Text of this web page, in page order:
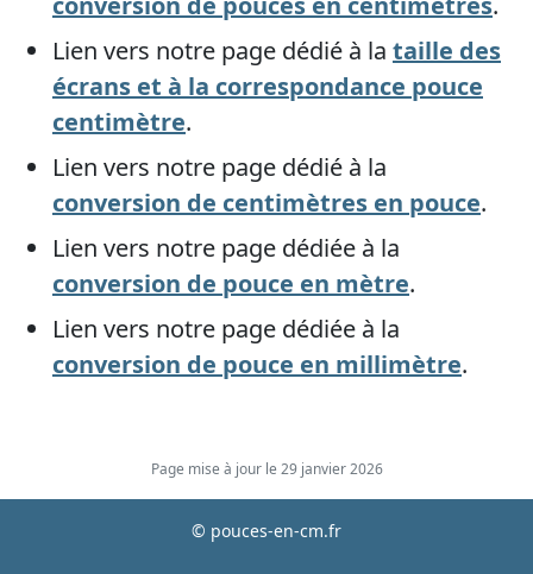
Lien vers notre page dédié à la taille des
écrans et à la correspondance pouce
centimètre.
Lien vers notre page dédié à la
conversion de centimètres en pouce.
Lien vers notre page dédiée à la
conversion de pouce en mètre.
Lien vers notre page dédiée à la
conversion de pouce en millimètre.
Page mise à jour le 29 janvier 2026
© pouces-en-cm.fr